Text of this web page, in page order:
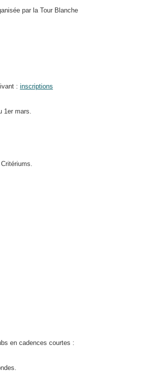
par la Tour Blanche
: inscriptions
1er mars.
en cadences courtes :